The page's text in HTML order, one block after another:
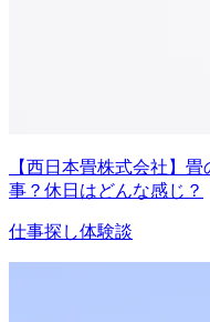
【西日本畳株式会社】
事？休日はどんな感じ？
仕事探し体験談